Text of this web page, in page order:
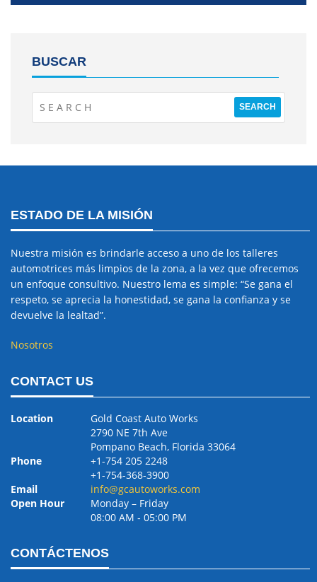
BUSCAR
ESTADO DE LA MISIÓN
Nuestra misión es brindarle acceso a uno de los talleres
automotrices más limpios de la zona, a la vez que ofrecemos
un enfoque consultivo. Nuestro lema es simple: “Se gana el
respeto, se aprecia la honestidad, se gana la confianza y se
devuelve la lealtad”.
Nosotros
CONTACT US
Location
Gold Coast Auto Works
2790 NE 7th Ave
Pompano Beach, Florida 33064
Phone
+1-754 205 2248
+1-754-368-3900
Email
info@gcautoworks.com
Open Hour
Monday – Friday
08:00 AM ‐ 05:00 PM
CONTÁCTENOS